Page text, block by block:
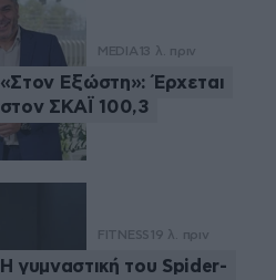
MEDIA 13 λ. πριν
«Στον Εξώστη»: Έρχεται
στον ΣΚΑΪ 100,3
FITNESS 19 λ. πριν
Η γυμναστική του Spider-